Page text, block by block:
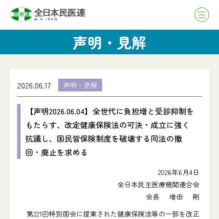
声明・見解
2026.06.17 声明・見解
【声明2026.06.04】全世代に負担増と受診抑制を
もたらす、改定健康保険法の可決・成立に強く
抗議し、国民皆保険制度を破壊する同法の撤
回・廃止を求める
2026年6月4日
全日本民主医療機関連合会
会長 増田 剛
第221回特別国会に提案された健康保険法等の一部を改正